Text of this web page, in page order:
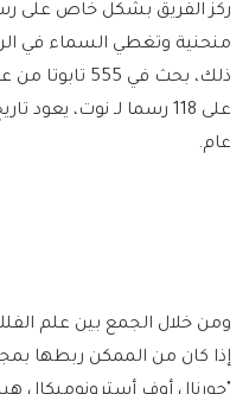
ركز الفريق بشكل خاص على
منحنية وتغطي السماء في
ذلك، بحث في
عام.
ومن خلال الجمع بين علم
إذا كان من الممكن ربطها